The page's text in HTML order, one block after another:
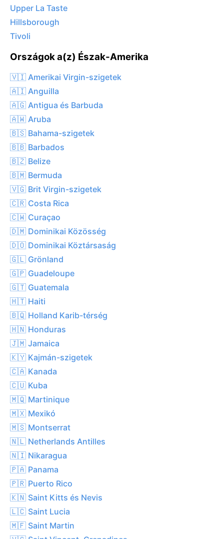
Upper La Taste
Hillsborough
Tivoli
Országok a(z) Észak-Amerika
🇻🇮 Amerikai Virgin-szigetek
🇦🇮 Anguilla
🇦🇬 Antigua és Barbuda
🇦🇼 Aruba
🇧🇸 Bahama-szigetek
🇧🇧 Barbados
🇧🇿 Belize
🇧🇲 Bermuda
🇻🇬 Brit Virgin-szigetek
🇨🇷 Costa Rica
🇨🇼 Curaçao
🇩🇲 Dominikai Közösség
🇩🇴 Dominikai Köztársaság
🇬🇱 Grönland
🇬🇵 Guadeloupe
🇬🇹 Guatemala
🇭🇹 Haiti
🇧🇶 Holland Karib-térség
🇭🇳 Honduras
🇯🇲 Jamaica
🇰🇾 Kajmán-szigetek
🇨🇦 Kanada
🇨🇺 Kuba
🇲🇶 Martinique
🇲🇽 Mexikó
🇲🇸 Montserrat
🇳🇱 Netherlands Antilles
🇳🇮 Nikaragua
🇵🇦 Panama
🇵🇷 Puerto Rico
🇰🇳 Saint Kitts és Nevis
🇱🇨 Saint Lucia
🇲🇫 Saint Martin